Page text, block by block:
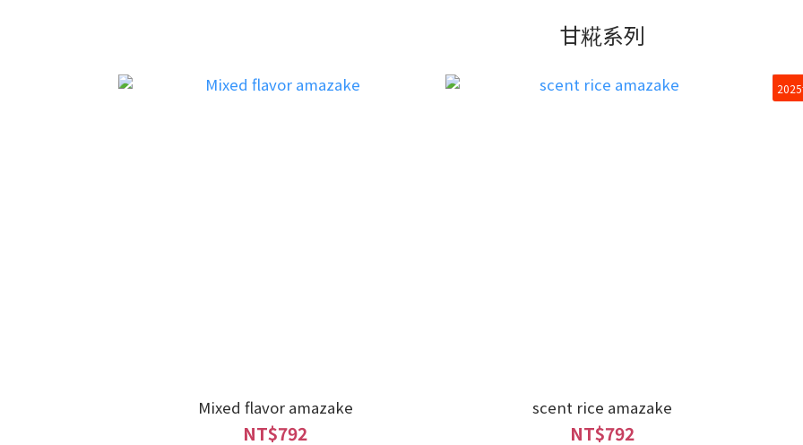
甘糀系列
Mixed flavor amazake
NT$792
scent rice amazake
NT$792